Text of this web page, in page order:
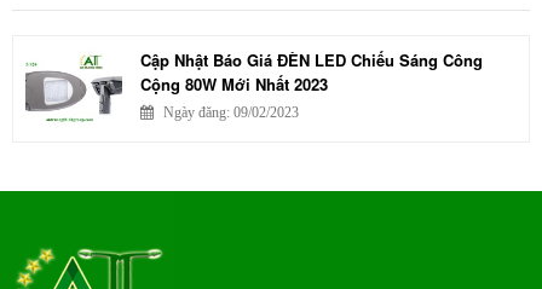
Cập Nhật Báo Giá ĐÈN LED Chiếu Sáng Công
Cộng 80W Mới Nhất 2023
Ngày đăng: 09/02/2023